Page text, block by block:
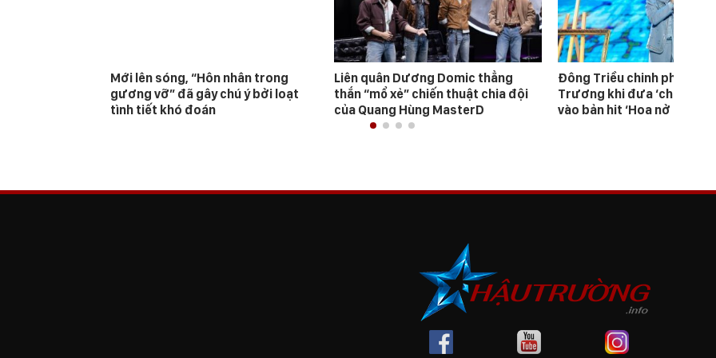
Mới lên sóng, “Hôn nhân trong
gương vỡ” đã gây chú ý bởi loạt
tình tiết khó đoán
Liên quân Dương Domic thẳng
thắn “mổ xẻ” chiến thuật chia đội
của Quang Hùng MasterD
Đông Triều chinh phục
Trương khi đưa ‘chữ ký cá
vào bản hit ‘Hoa nở không